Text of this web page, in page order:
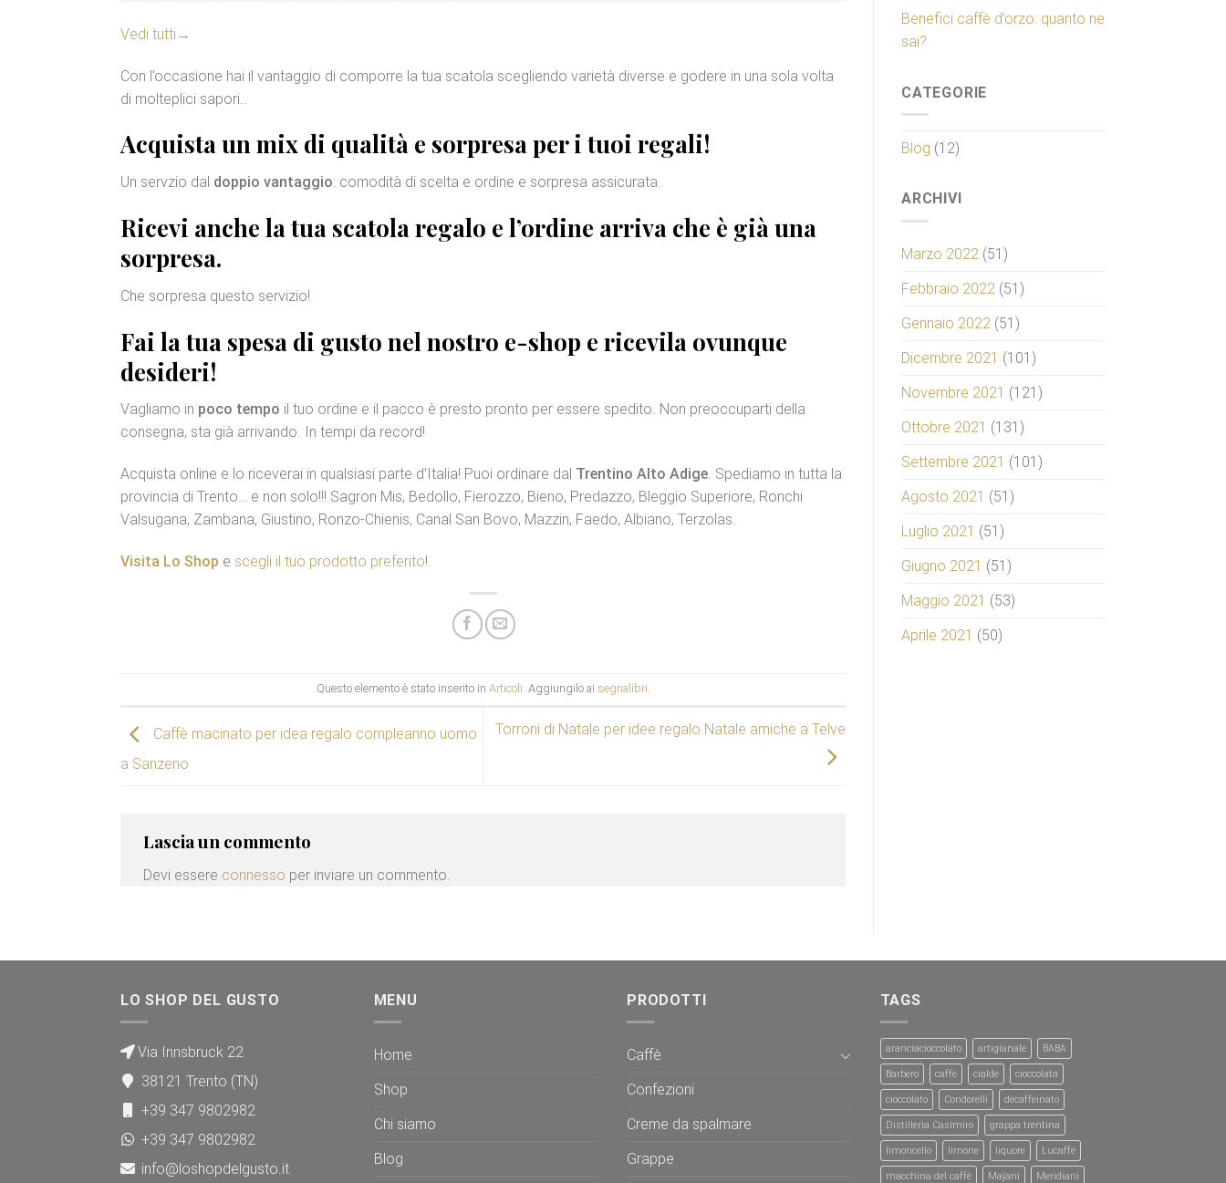
Vedi tutti→
Con l’occasione hai il vantaggio di comporre la tua scatola scegliendo varietà diverse e godere in una sola volta
di molteplici sapori..
Acquista un mix di qualità e sorpresaper i tuoi regali!
Un servzio dal doppio vantaggio: comodità di scelta e ordine e sorpresa assicurata.
Ricevi anche la tua scatola regalo e l’ordine arriva che è già una
sorpresa.
Che sorpresa questo servizio!
Fai la tua spesa di gusto nel nostro e-shop e ricevila ovunque
desideri!
Vagliamo in poco tempo il tuo ordine e il pacco è presto pronto per essere spedito. Non preoccuparti della
consegna, sta già arrivando. In tempi da record!
Acquista online e lo riceverai in qualsiasi parte d’Italia! Puoi ordinare dal Trentino Alto Adige. Spediamo in tutta la
provincia di Trento… e non solo!!! Sagron Mis, Bedollo, Fierozzo, Bieno, Predazzo, Bleggio Superiore, Ronchi
Valsugana, Zambana, Giustino, Ronzo-Chienis, Canal San Bovo, Mazzin, Faedo, Albiano, Terzolas.
Visita Lo Shop e scegli il tuo prodotto preferito!
Questo elemento è stato inserito in Articoli. Aggiungilo ai segnalibri.
Caffè macinato per idea regalo compleanno uomo
a Sanzeno
Torroni di Natale per idee regalo Natale amiche a Telve
Lascia un commento
Devi essere connesso per inviare un commento.
Benefici caffè d’orzo: quanto ne
sai?
CATEGORIE
Blog (12)
ARCHIVI
Marzo 2022 (51)
Febbraio 2022 (51)
Gennaio 2022 (51)
Dicembre 2021 (101)
Novembre 2021 (121)
Ottobre 2021 (131)
Settembre 2021 (101)
Agosto 2021 (51)
Luglio 2021 (51)
Giugno 2021 (51)
Maggio 2021 (53)
Aprile 2021 (50)
LO SHOP DEL GUSTO
Via Innsbruck 22
38121 Trento (TN)
+39 347 9802982
+39 347 9802982
info@loshopdelgusto.it
MENU
Home
Shop
Chi siamo
Blog
PRODOTTI
Caffè
Confezioni
Creme da spalmare
Grappe
TAGS
aranciacioccolato artigianale BABA
Barbero caffè cialde cioccolata
cioccolato Condorelli decaffeinato
Distilleria Casimiro grappa trentina
limoncello limone liquore Lucaffé
macchina del caffè Majani Meridiani